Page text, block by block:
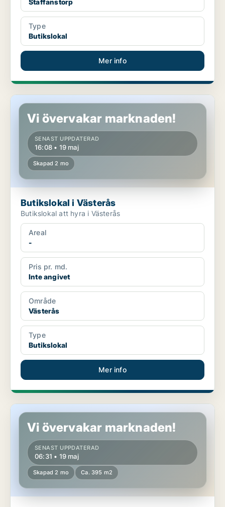
Staffanstorp
Type
Butikslokal
Mer info
Butikslokal i Västerås
Vi övervakar marknaden!
SENAST UPPDATERAD
16:08 • 19 maj
Skapad 2 mo
Butikslokal i Västerås
Butikslokal att hyra i Västerås
Areal
-
Pris pr. md.
Inte angivet
Område
Västerås
Type
Butikslokal
Mer info
Butikslokal i Umeå
Vi övervakar marknaden!
SENAST UPPDATERAD
06:31 • 19 maj
Skapad 2 mo Ca. 395 m2